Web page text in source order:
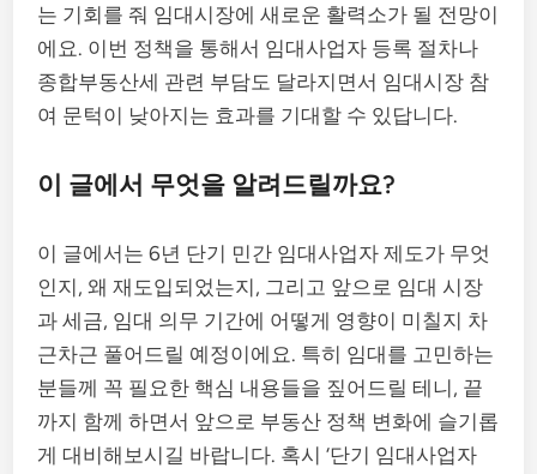
는 기회를 줘 임대시장에 새로운 활력소가 될 전망이
에요. 이번 정책을 통해서 임대사업자 등록 절차나
종합부동산세 관련 부담도 달라지면서 임대시장 참
여 문턱이 낮아지는 효과를 기대할 수 있답니다.
이 글에서 무엇을 알려드릴까요?
이 글에서는 6년 단기 민간 임대사업자 제도가 무엇
인지, 왜 재도입되었는지, 그리고 앞으로 임대 시장
과 세금, 임대 의무 기간에 어떻게 영향이 미칠지 차
근차근 풀어드릴 예정이에요. 특히 임대를 고민하는
분들께 꼭 필요한 핵심 내용들을 짚어드릴 테니, 끝
까지 함께 하면서 앞으로 부동산 정책 변화에 슬기롭
게 대비해보시길 바랍니다. 혹시 ‘단기 임대사업자